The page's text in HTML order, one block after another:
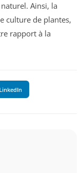
Ainsi, la
culture de plantes,
rapport à la
LinkedIn